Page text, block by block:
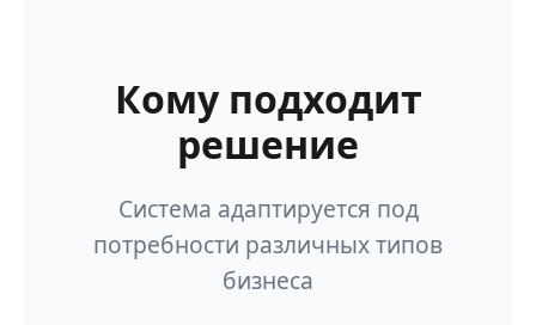
Кому подходит
решение
Система адаптируется под
потребности различных типов
бизнеса